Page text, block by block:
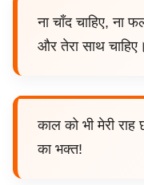
ना चाँद चाहिए, ना
और तेरा साथ चाहिए।
काल को भी मेरी
का भक्त!